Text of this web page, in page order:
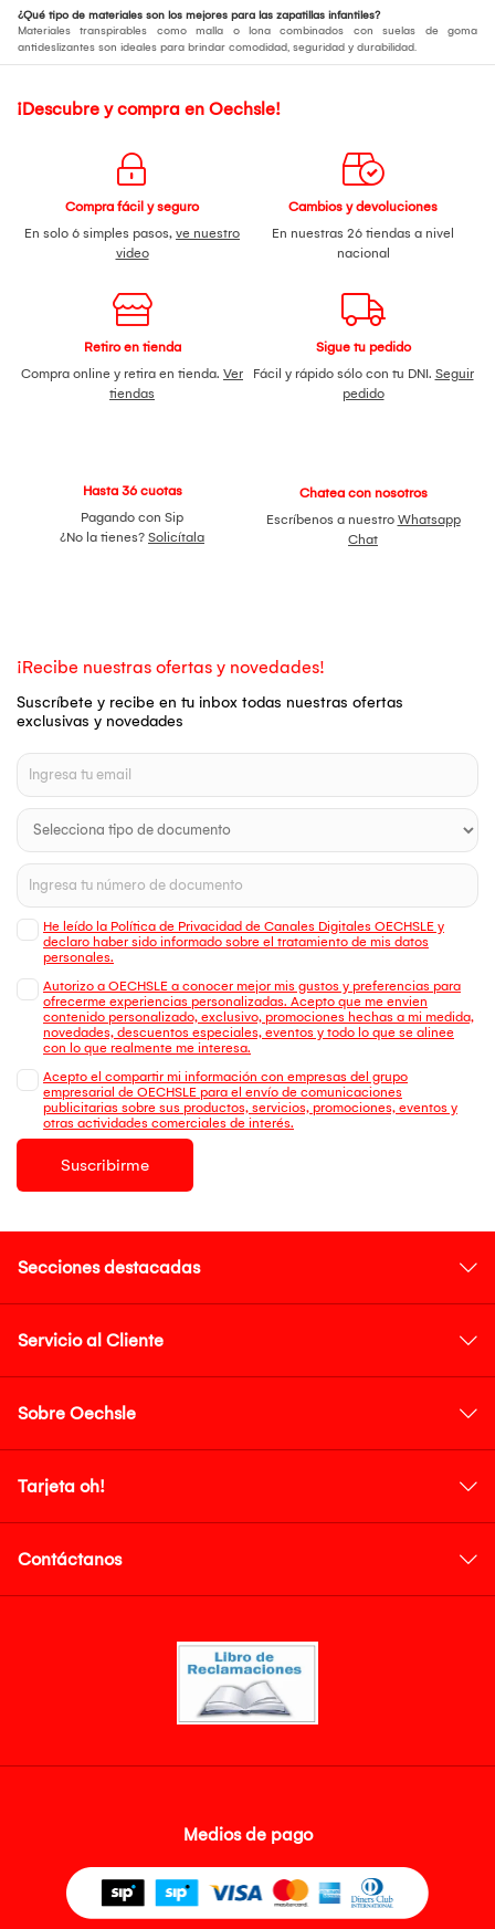
¿Qué tipo de materiales son los mejores para las zapatillas infantiles?
Materiales transpirables como malla o lona combinados con suelas de goma
antideslizantes son ideales para brindar comodidad, seguridad y durabilidad.
¡Descubre y compra en Oechsle!
Compra fácil y seguro
En solo 6 simples pasos, ve nuestro
video
Cambios y devoluciones
En nuestras 26 tiendas a nivel
nacional
Retiro en tienda
Compra online y retira en tienda. Ver
tiendas
Sigue tu pedido
Fácil y rápido sólo con tu DNI. Seguir
pedido
Hasta 36 cuotas
Pagando con Sip
¿No la tienes? Solicítala
Chatea con nosotros
Escríbenos a nuestro Whatsapp
Chat
¡Recibe nuestras ofertas y novedades!
Suscríbete y recibe en tu inbox todas nuestras ofertas
exclusivas y novedades
He leído la Política de Privacidad de Canales Digitales OECHSLE y
declaro haber sido informado sobre el tratamiento de mis datos
personales.
Autorizo a OECHSLE a conocer mejor mis gustos y preferencias para
ofrecerme experiencias personalizadas. Acepto que me envien
contenido personalizado, exclusivo, promociones hechas a mi medida,
novedades, descuentos especiales, eventos y todo lo que se alinee
con lo que realmente me interesa.
Acepto el compartir mi información con empresas del grupo
empresarial de OECHSLE para el envío de comunicaciones
publicitarias sobre sus productos, servicios, promociones, eventos y
otras actividades comerciales de interés.
Suscribirme
Secciones destacadas
Servicio al Cliente
Sobre Oechsle
Tarjeta oh!
Contáctanos
Medios de pago